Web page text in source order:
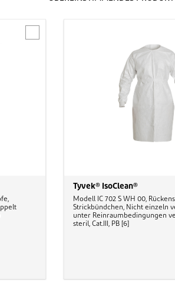
Tyvek® IsoClean®
Modell IC 702 S WH 00,
Strickbündchen, Nicht einzeln
unter Reinraumbedingungen
steril, Cat.III, PB [6]